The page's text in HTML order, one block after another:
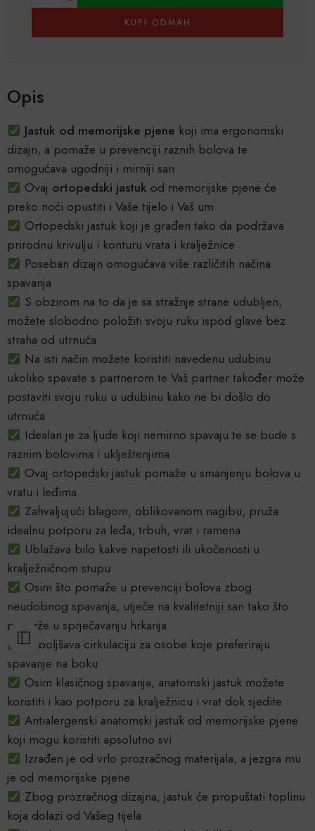
KUPI ODMAH
Opis
Jastuk od memorijske pjene koji ima ergonomski
dizajn, a pomaže u prevenciji raznih bolova te
omogućava ugodniji i mirniji san
Ovaj ortopedski jastuk od memorijske pjene će
preko noći opustiti i Vaše tijelo i Vaš um
Ortopedski jastuk koji je građen tako da podržava
prirodnu krivulju i konturu vrata i kralježnice
Poseban dizajn omogućava više različitih načina
spavanja
S obzirom na to da je sa stražnje strane udubljen,
možete slobodno položiti svoju ruku ispod glave bez
straha od utrnuća
Na isti način možete koristiti navedenu udubinu
ukoliko spavate s partnerom te Vaš partner također može
postaviti svoju ruku u udubinu kako ne bi došlo do
utrnuća
Idealan je za ljude koji nemirno spavaju te se bude s
raznim bolovima i uklještenjima
Ovaj ortopedski jastuk pomaže u smanjenju bolova u
vratu i leđima
Zahvaljujući blagom, oblikovanom nagibu, pruža
idealnu potporu za leđa, trbuh, vrat i ramena
Ublažava bilo kakve napetosti ili ukočenosti u
kralježničnom stupu
Osim što pomaže u prevenciji bolova zbog
neudobnog spavanja, utječe na kvalitetniji san tako što
pomaže u sprječavanju hrkanja
Poboljšava cirkulaciju za osobe koje preferiraju
spavanje na boku
Osim klasičnog spavanja, anatomski jastuk možete
koristiti i kao potporu za kralježnicu i vrat dok sjedite
Antialergenski anatomski jastuk od memorijske pjene
koji mogu koristiti apsolutno svi
Izrađen je od vrlo prozračnog materijala, a jezgra mu
je od memorijske pjene
Zbog prozračnog dizajna, jastuk će propuštati toplinu
koja dolazi od Vašeg tijela